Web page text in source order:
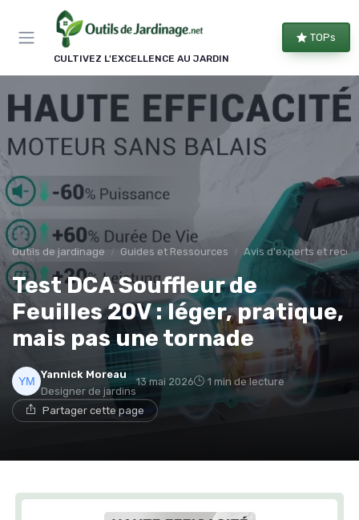
CULTIVEZ L'EXCELLENCE AU JARDIN
TOPs
Outils de jardinage Guides et Ressources Avis d'experts et
Test DCA Souffleur de
Feuilles 20V : léger, pratique,
mais pas une tornade
Yannick Moreau
Designer de jardins
13 mai 2026 1 min de lecture
Partager cette page
Panneau de gestion des cookies